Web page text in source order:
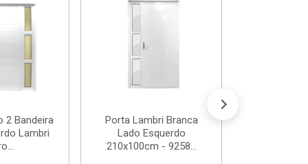
2 Bandeira
Lambri
Porta Lambri Branca
Lado Esquerdo
210x100cm - 9258...